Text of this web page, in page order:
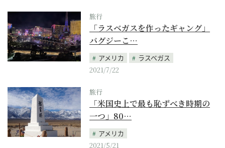
旅行
「ラスベガスを作ったギャング」
バグジーこ…
アメリカ
ラスベガス
2021/7/22
旅行
「米国史上で最も恥ずべき時期の
一つ」80…
アメリカ
2021/5/21